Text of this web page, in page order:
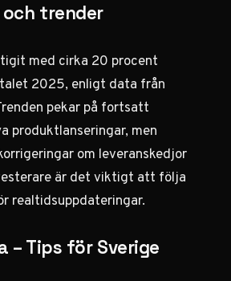
trender
med cirka 20 procent
2025, enligt data från
pekar på fortsatt
produktlanseringar, men
om leveranskedjor
är det viktigt att följa
realtidsuppdateringar.
– Tips för Sverige